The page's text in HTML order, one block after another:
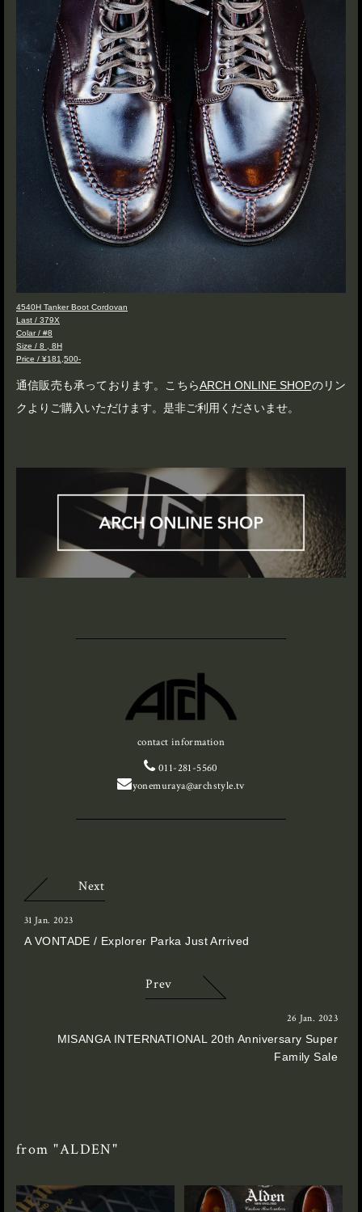
4540H Tanker Boot Cordovan
Last / 379X
Colar / #8
Size / 8 , 8H
Price / ¥181,500-
通信販売も承っております。こちらARCH ONLINE SHOPのリン
クよりご購入いただけます。是非ご利用くださいませ。
contact information
011-281-5560
yonemuraya@archstyle.tv
Next
31 Jan. 2023
A VONTADE / Explorer Parka Just Arrived
Prev
26 Jan. 2023
MISANGA INTERNATIONAL 20th Anniversary Super
Family Sale
from "ALDEN"